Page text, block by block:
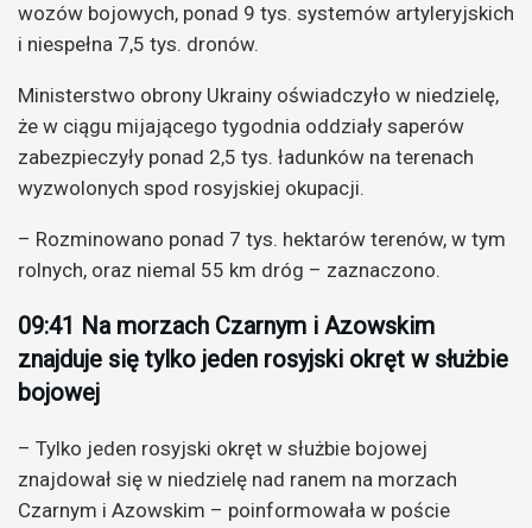
wozów bojowych, ponad 9 tys. systemów artyleryjskich
i niespełna 7,5 tys. dronów.
Ministerstwo obrony Ukrainy oświadczyło w niedzielę,
że w ciągu mijającego tygodnia oddziały saperów
zabezpieczyły ponad 2,5 tys. ładunków na terenach
wyzwolonych spod rosyjskiej okupacji.
– Rozminowano ponad 7 tys. hektarów terenów, w tym
rolnych, oraz niemal 55 km dróg – zaznaczono.
09:41 Na morzach Czarnym i Azowskim
znajduje się tylko jeden rosyjski okręt w służbie
bojowej
– Tylko jeden rosyjski okręt w służbie bojowej
znajdował się w niedzielę nad ranem na morzach
Czarnym i Azowskim – poinformowała w poście